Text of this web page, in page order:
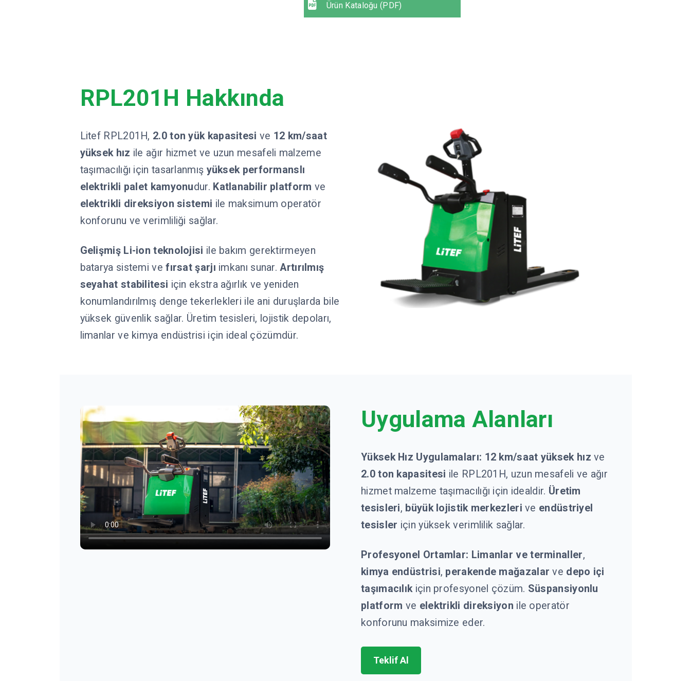
Ürün Kataloğu (PDF)
RPL201H Hakkında
Litef RPL201H, 2.0 ton yük kapasitesi ve 12 km/saat
yüksek hız ile ağır hizmet ve uzun mesafeli malzeme
taşımacılığı için tasarlanmış yüksek performanslı
elektrikli palet kamyonudur. Katlanabilir platform ve
elektrikli direksiyon sistemi ile maksimum operatör
konforunu ve verimliliği sağlar.
Gelişmiş Li-ion teknolojisi ile bakım gerektirmeyen
batarya sistemi vefırsat şarjı imkanı sunar.Artırılmış
seyahat stabilitesi için ekstra ağırlık ve yeniden
konumlandırılmış denge tekerlekleri ile ani duruşlarda bile
yüksek güvenlik sağlar. Üretim tesisleri, lojistik depoları,
limanlar ve kimya endüstrisi için ideal çözümdür.
Uygulama Alanları
Yüksek Hız Uygulamaları: 12 km/saat yüksek hız ve
2.0 ton kapasitesi ile RPL201H, uzun mesafeli ve ağır
hizmet malzeme taşımacılığı için idealdir. Üretim
tesisleri, büyük lojistik merkezleri ve endüstriyel
tesisler için yüksek verimlilik sağlar.
Profesyonel Ortamlar: Limanlar ve terminaller,
kimya endüstrisi, perakende mağazalar ve depo içi
taşımacılıkiçin profesyonel çözüm. Süspansiyonlu
platform ve elektrikli direksiyon ile operatör
konforunu maksimize eder.
Teklif Al